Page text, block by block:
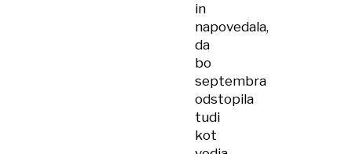
in
napovedala,
da
bo
septembra
odstopila
tudi
kot